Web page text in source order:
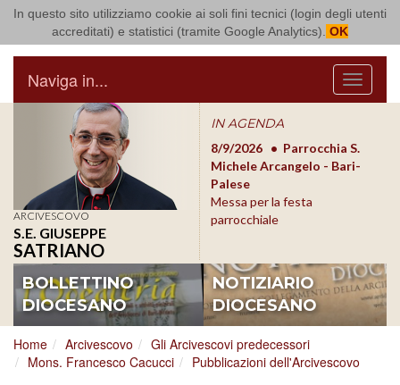
In questo sito utilizziamo cookie ai soli fini tecnici (login degli utenti
accreditati) e statistici (tramite Google Analytics). OK
Arcidiocesi di Bari Bitonto
Menu
Naviga in...
ARCIVESCOVO
S.E. GIUSEPPE
SATRIANO
IN AGENDA
8/17/2026
Conversano
Conferenza Episcopale
Pugliese
8/9/2026
Parrocchia S.
Michele Arcangelo - Bari-
Palese
Messa per la festa
parrocchiale
BOLLETTINO
DIOCESANO
NOTIZIARIO
DIOCESANO
Home Arcivescovo
Gli Arcivescovi predecessori
Mons. Francesco Cacucci
Pubblicazioni dell'Arcivescovo